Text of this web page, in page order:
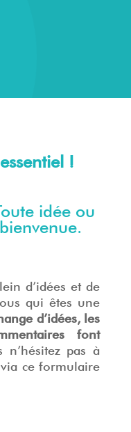
!
idée ou
d’idées et de
qui êtes une
d’idées, les
font
n’hésitez pas à
ce formulaire